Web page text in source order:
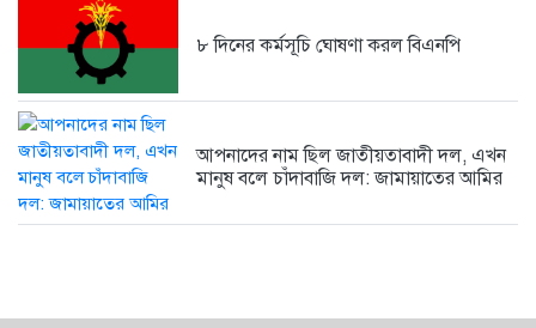
৮ দিনের কর্মসূচি ঘোষণা করল বিএনপি
আপনাদের নাম ছিল জাতীয়তাবাদী দল, এখন
মানুষ বলে চাঁদাবাজি দল: জামায়াতের আমির